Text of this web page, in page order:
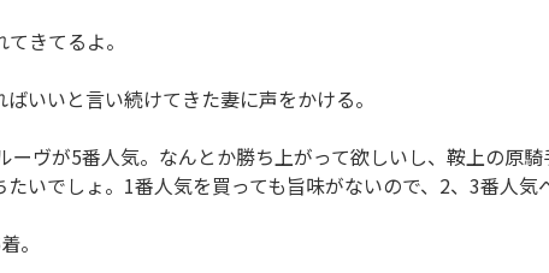
きてるよ。
いいと言い続けてきた妻に声をかける。
ーヴが5番人気。なんとか勝ち上がって欲しいし、鞍上の原
いでしょ。1番人気を買っても旨味がないので、2、3番人気
。